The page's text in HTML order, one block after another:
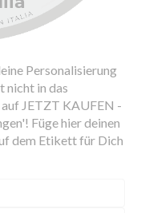
Personalisierung
nicht in das
JETZT KAUFEN -
Füge hier deinen
dem Etikett für Dich